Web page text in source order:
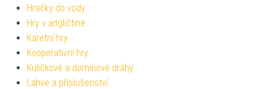
Hračky do vody
Hry v angličtině
Karetní hry
Kooperativní hry
Kuličkové a dominové dráhy
Lahve a příslušenství